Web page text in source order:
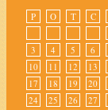
P O T C
3
4 5 6
10
11 12 13
17
18 19 20
24
25 26 27